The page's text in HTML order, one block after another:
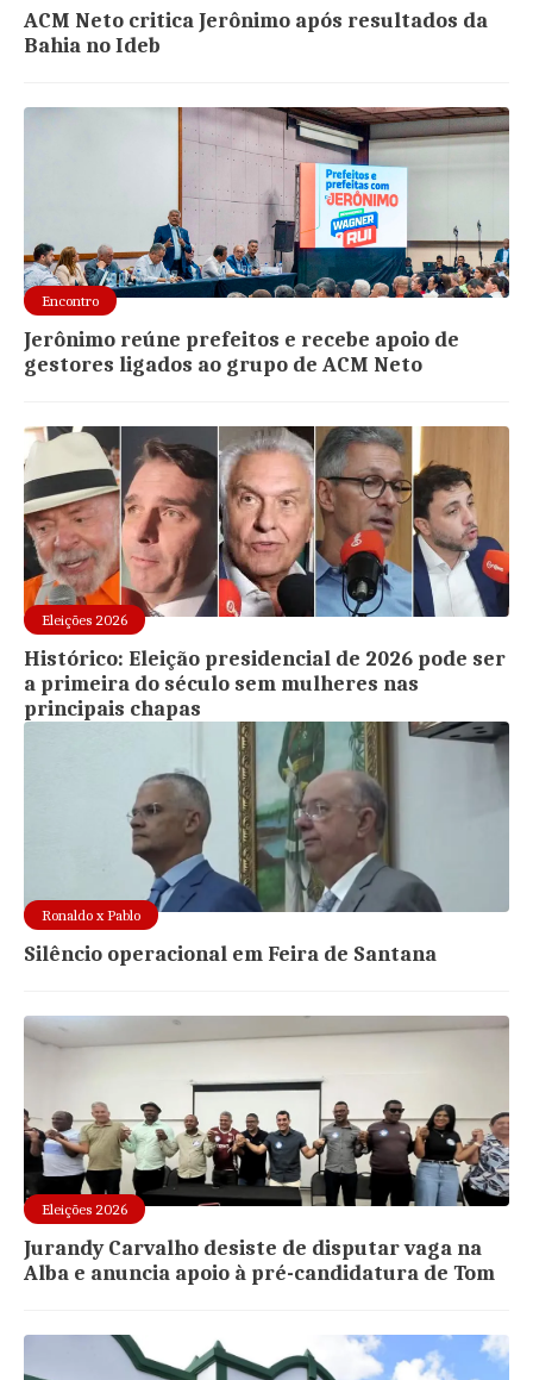
ACM Neto critica Jerônimo após resultados da
Bahia no Ideb
Encontro
Jerônimo reúne prefeitos e recebe apoio de
gestores ligados ao grupo de ACM Neto
Eleições 2026
Histórico: Eleição presidencial de 2026 pode ser
a primeira do século sem mulheres nas
principais chapas
Ronaldo x Pablo
Silêncio operacional em Feira de Santana
Eleições 2026
Jurandy Carvalho desiste de disputar vaga na
Alba e anuncia apoio à pré-candidatura de Tom